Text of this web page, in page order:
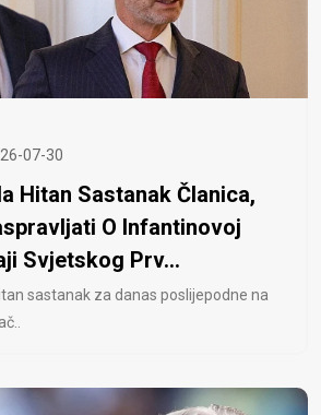
07-30
Hitan Sastanak Članica,
O Infantinovoj
Svjetskog Prv...
sastanak za danas poslijepodne na